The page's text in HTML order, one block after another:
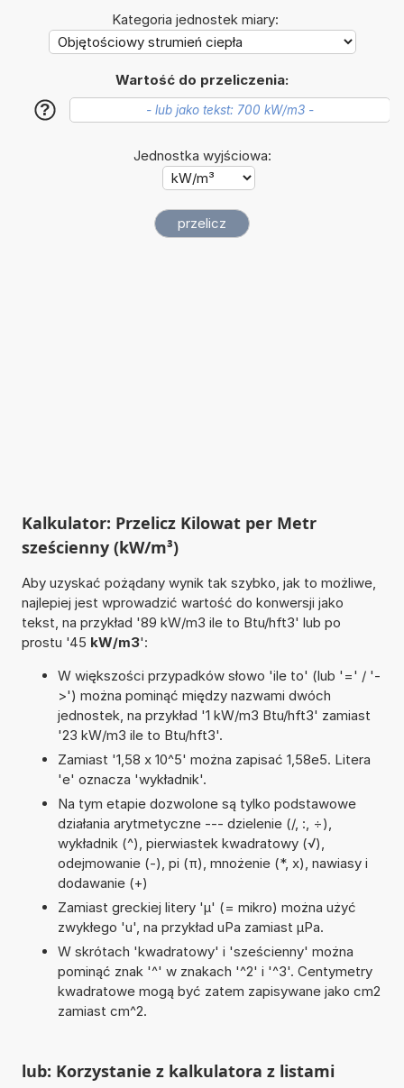
Kategoria jednostek miary:
Wartość do przeliczenia:
?
Jednostka wyjściowa:
Kalkulator: Przelicz Kilowat per Metr
sześcienny (kW/m³)
Aby uzyskać pożądany wynik tak szybko, jak to możliwe,
najlepiej jest wprowadzić wartość do konwersji jako
tekst, na przykład '89 kW/m3 ile to Btu/hft3' lub po
prostu '45 kW/m3':
W większości przypadków słowo 'ile to' (lub '=' / '-
>') można pominąć między nazwami dwóch
jednostek, na przykład '1 kW/m3 Btu/hft3' zamiast
'23 kW/m3 ile to Btu/hft3'.
Zamiast '1,58 x 10^5' można zapisać 1,58e5. Litera
'e' oznacza 'wykładnik'.
Na tym etapie dozwolone są tylko podstawowe
działania arytmetyczne --- dzielenie (/, :, ÷),
wykładnik (^), pierwiastek kwadratowy (√),
odejmowanie (-), pi (π), mnożenie (*, x), nawiasy i
dodawanie (+)
Zamiast greckiej litery 'µ' (= mikro) można użyć
zwykłego 'u', na przykład uPa zamiast µPa.
W skrótach 'kwadratowy' i 'sześcienny' można
pominąć znak '^' w znakach '^2' i '^3'. Centymetry
kwadratowe mogą być zatem zapisywane jako cm2
zamiast cm^2.
lub: Korzystanie z kalkulatora z listami